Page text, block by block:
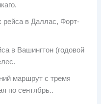
в Даллас, Форт-
в Вашингтон (годовой
маршрут с тремя
по сентябрь..